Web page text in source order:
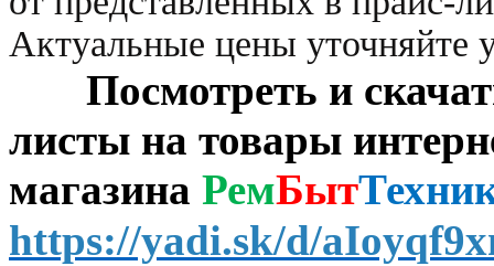
Актуальные цены уточняйте
Посмотреть и
листы на товары
магазина РемБыт
https://yadi.sk/d/